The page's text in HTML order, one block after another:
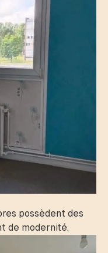
possèdent des
de modernité.